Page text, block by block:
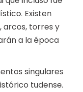
Existen
arcos, torres y
a la época
singulares
tudense.